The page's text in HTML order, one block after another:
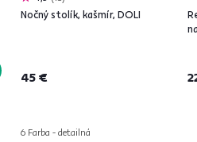
Nočný stolík, kašmír, DOLI
45 €
6 Farba - detailná